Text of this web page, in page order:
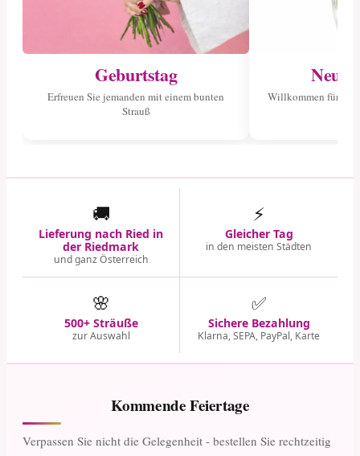
Geburtstag
Erfreuen Sie jemanden mit einem bunten
Strauß
Willkommen für
🚚
Lieferung nach Ried in
der Riedmark
und ganz Österreich
⚡
Gleicher Tag
in den meisten Städten
🌸
500+ Sträuße
zur Auswahl
✅
Sichere Bezahlung
Klarna, SEPA, PayPal, Karte
Kommende Feiertage
Verpassen Sie nicht die Gelegenheit - bestellen Sie rechtzeitig